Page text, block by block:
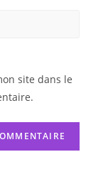
site dans le